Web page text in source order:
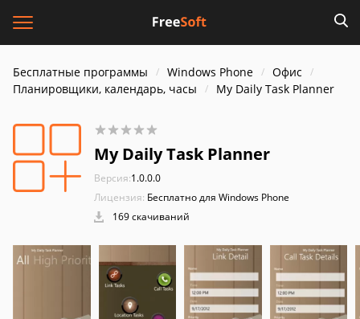
Бесплатные программы Windows Phone
Офис
Планировщики, календарь, часы
My Daily Task Planner
My Daily Task Planner
Версия:1.0.0.0
Лицензия: Бесплатно для Windows Phone
169 скачиваний